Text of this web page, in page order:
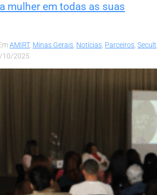
mulher em todas as suas
AMIRT, Minas Gerais, Notícias, Parceiros, Secult
10/2025